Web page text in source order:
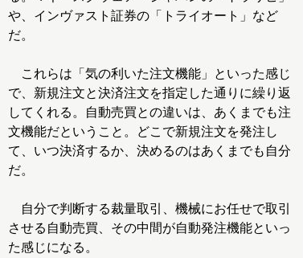
や、インヴァスト証券の「トライオート」など
だ。
これらは「気の利いた注文機能」といった感じ
で、新規注文と決済注文を指定した通りに繰り返
してくれる。自動売買との違いは、あくまでも注
文機能だということ。どこで新規注文を発注し
て、いつ決済するか、決めるのはあくまでも自分
だ。
自分で判断する裁量取引、機械にお任せで取引
させる自動売買、その中間が自動発注機能といっ
た感じになる。